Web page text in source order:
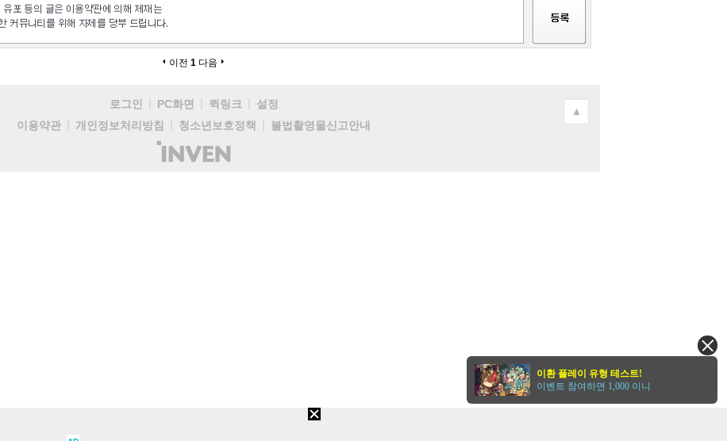
이전 1 다음
로그인 PC화면 퀵링크
설정
이용약관
개인정보처리방침 청소년보호정책
불법촬영물신고안내
(주)
인
▲
이환 플레이 유형 테스트!
이벤트 참여하면 1,000 이니